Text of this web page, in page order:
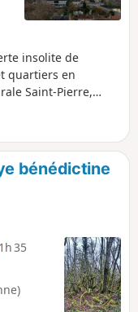
insolite de
quartiers en
Saint-Pierre,
Le parcours
demandant une
bénédictine
1h 35